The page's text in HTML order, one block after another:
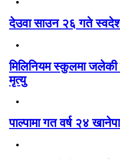
देउवा साउन २६ गते
मिलिनियम स्कुलमा जलेकी
मृत्यु
पाल्पामा गत वर्ष २४